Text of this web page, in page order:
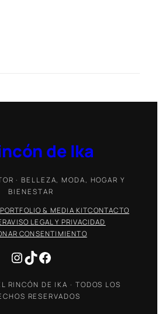
de Ika
· BELLEZA, MODA, HOGAR Y
BIENESTAR
PORTFOLIO & MEDIA KITCONTACTO
AVISO LEGAL Y PRIVACIDAD
CONSENTIMIENTO
Instagram
TikTokFacebook
DE IKA · TODOS LOS
RESERVADOS